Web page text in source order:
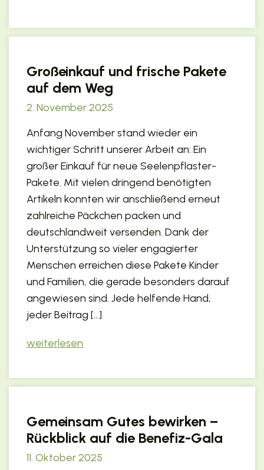
Großeinkauf und frische Pakete
auf dem Weg
2. November 2025
Anfang November stand wieder ein
wichtiger Schritt unserer Arbeit an: Ein
großer Einkauf für neue Seelenpflaster-
Pakete. Mit vielen dringend benötigten
Artikeln konnten wir anschließend erneut
zahlreiche Päckchen packen und
deutschlandweit versenden. Dank der
Unterstützung so vieler engagierter
Menschen erreichen diese Pakete Kinder
und Familien, die gerade besonders darauf
angewiesen sind. Jede helfende Hand,
jeder Beitrag […]
weiterlesen
Gemeinsam Gutes bewirken –
Rückblick auf die Benefiz-Gala
11. Oktober 2025